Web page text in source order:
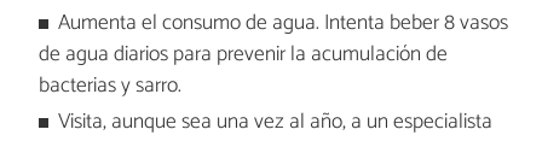
Aumenta el consumo de agua. Intenta beber 8 vasos
de agua diarios para prevenir la acumulación de
bacterias y sarro.
Visita, aunque sea una vez al año, a un especialista